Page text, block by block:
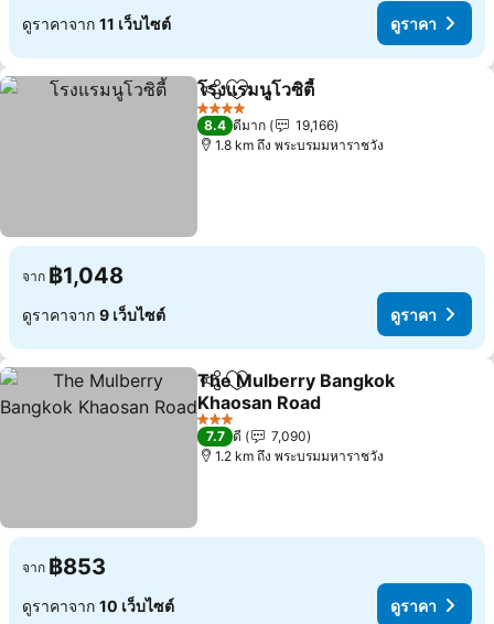
ดูราคาจาก 11 เว็บไซต์ ดูราคา
แชร์ เพิ่มในรายการโปรด
โรงแรมนูโวซิตี้
4 ดาว
8.4 ดีมาก
19,166
1.8 km ถึง พระบรมมหาราชวัง
จาก ฿1,048
ดูราคาจาก 9 เว็บไซต์ ดูราคา
แชร์ เพิ่มในรายการโปรด
The Mulberry Bangkok
Khaosan Road
ดูราคา
3 ดาว
7.7 ดี
7,090
1.2 km ถึง พระบรมมหาราชวัง
จาก ฿853
ดูราคาจาก 10 เว็บไซต์ ดูราคา